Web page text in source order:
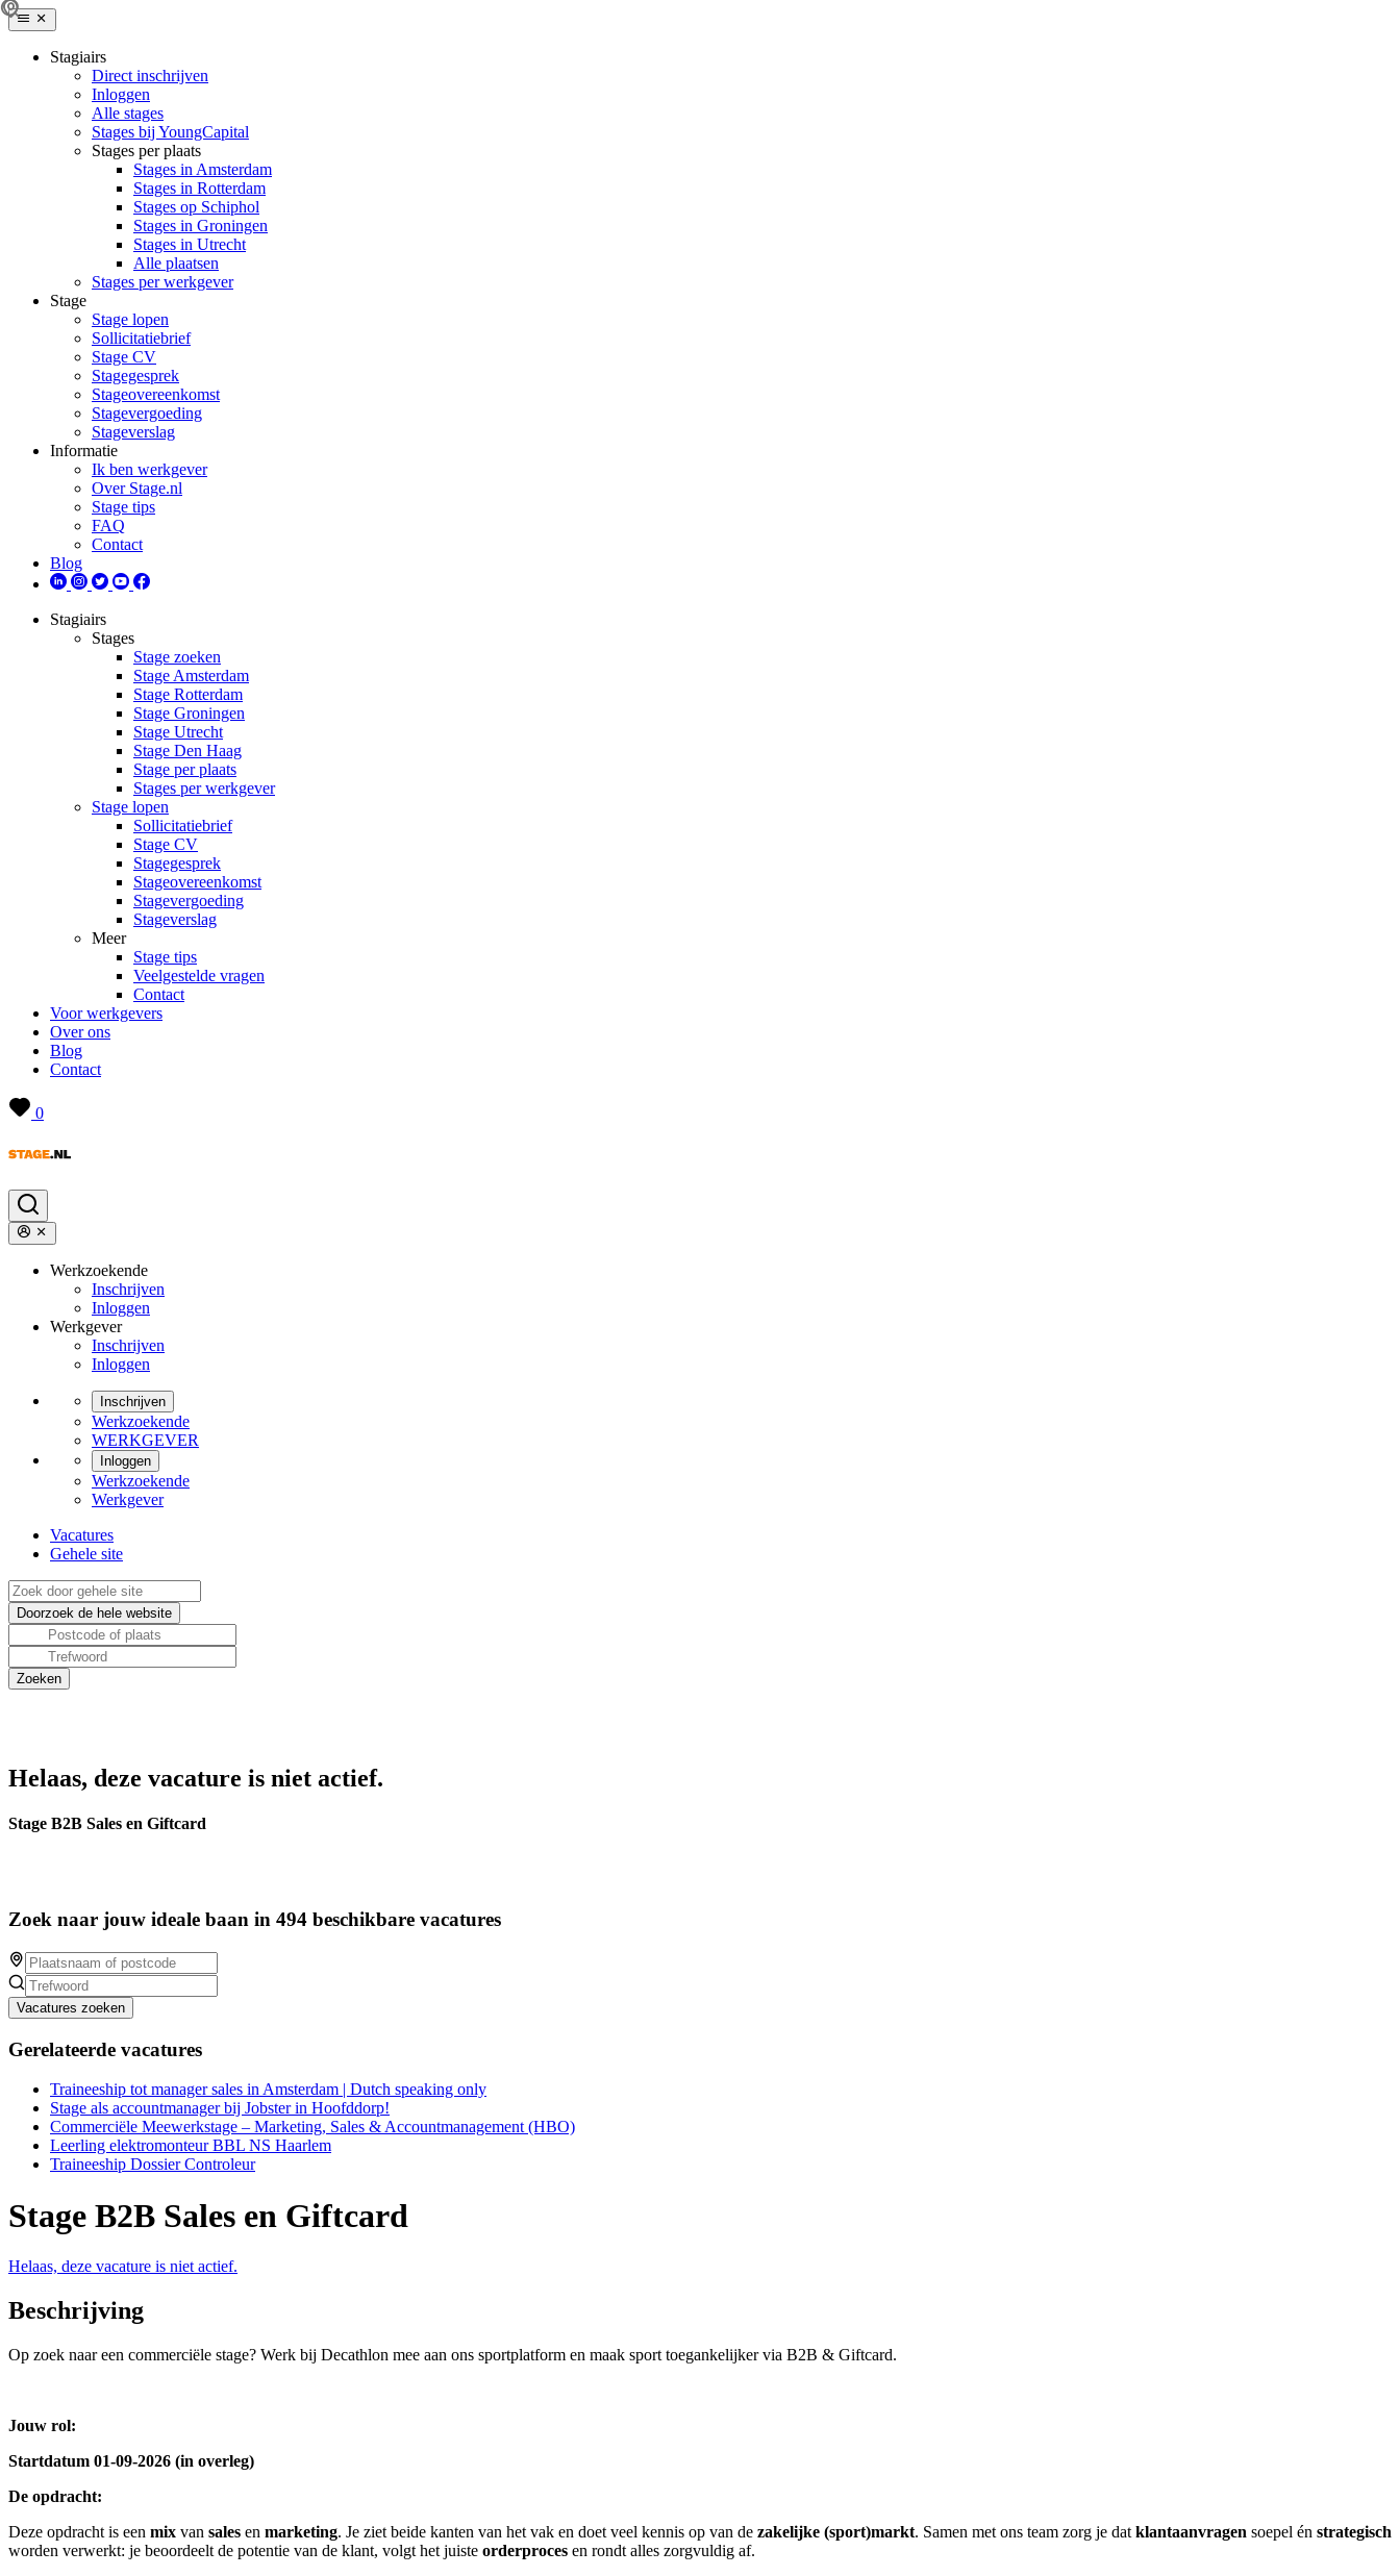
Stagiairs
Direct inschrijven
Inloggen
Alle stages
Stages bij YoungCapital
Stages per plaats
Stages in Amsterdam
Stages in Rotterdam
Stages op Schiphol
Stages in Groningen
Stages in Utrecht
Alle plaatsen
Stages per werkgever
Stage
Stage lopen
Sollicitatiebrief
Stage CV
Stagegesprek
Stageovereenkomst
Stagevergoeding
Stageverslag
Informatie
Ik ben werkgever
Over Stage.nl
Stage tips
FAQ
Contact
Blog
Stagiairs
Stages
Stage zoeken
Stage Amsterdam
Stage Rotterdam
Stage Groningen
Stage Utrecht
Stage Den Haag
Stage per plaats
Stages per werkgever
Stage lopen
Sollicitatiebrief
Stage CV
Stagegesprek
Stageovereenkomst
Stagevergoeding
Stageverslag
Meer
Stage tips
Veelgestelde vragen
Contact
Voor werkgevers
Over ons
Blog
Contact
0
Werkzoekende
Inschrijven
Inloggen
Werkgever
Inschrijven
Inloggen
Inschrijven
Werkzoekende
WERKGEVER
Inloggen
Werkzoekende
Werkgever
Vacatures
Gehele site
Helaas, deze vacature is niet actief.
Stage B2B Sales en Giftcard
Zoek naar jouw ideale baan in 494 beschikbare vacatures
Vacatures zoeken
Gerelateerde vacatures
Traineeship tot manager sales in Amsterdam | Dutch speaking only
Stage als accountmanager bij Jobster in Hoofddorp!
Commerciële Meewerkstage – Marketing, Sales & Accountmanagement (HBO)
Leerling elektromonteur BBL NS Haarlem
Traineeship Dossier Controleur
Stage B2B Sales en Giftcard
Helaas, deze vacature is niet actief.
Beschrijving
Op zoek naar een commerciële stage? Werk bij Decathlon mee aan ons sportplatform en maak sport toegankelijker via B2B & Giftcard.
Jouw rol:
Startdatum 01-09-2026 (in overleg)
De opdracht:
Deze opdracht is een mix van sales en marketing. Je ziet beide kanten van het vak en doet veel kennis op van de zakelijke (sport)markt. Samen met ons team zorg je dat klantaanvragen soepel én strategisch
worden verwerkt: je beoordeelt de potentie van de klant, volgt het juiste orderproces en rondt alles zorgvuldig af.